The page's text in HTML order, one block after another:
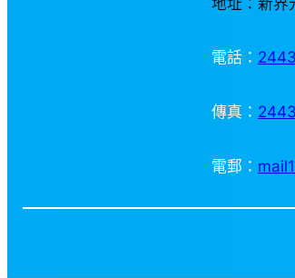
電話：
傳真：
電郵：